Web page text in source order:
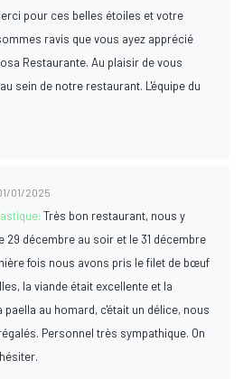
pour ces belles étoiles et votre
ravis que vous ayez apprécié
Restaurante. Au plaisir de vous
sein de notre restaurant. L'équipe du
01/2025
Très bon restaurant, nous y
29 décembre au soir et le 31 décembre
fois nous avons pris le filet de bœuf
la viande était excellente et la
paella au homard, c'était un délice, nous
Personnel très sympathique. On